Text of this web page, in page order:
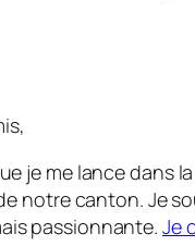
je me lance dans
notre canton. Je
passionnante. Je